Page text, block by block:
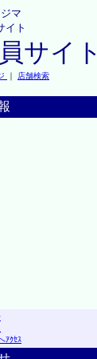
マ
イト
サイト
｜ 店舗検索
ｱｸｾｽ